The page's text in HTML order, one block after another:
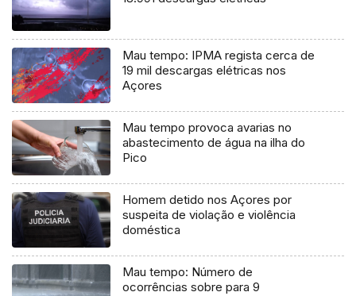
Mau tempo: IPMA regista cerca de
19 mil descargas elétricas nos
Açores
Mau tempo provoca avarias no
abastecimento de água na ilha do
Pico
Homem detido nos Açores por
suspeita de violação e violência
doméstica
Mau tempo: Número de
ocorrências sobre para 9